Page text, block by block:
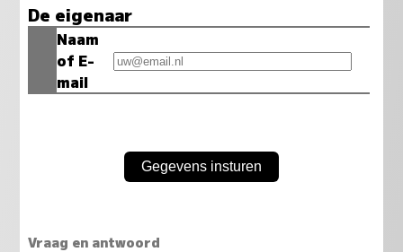
De eigenaar
Naam
of E-
mail
Vraag en antwoord